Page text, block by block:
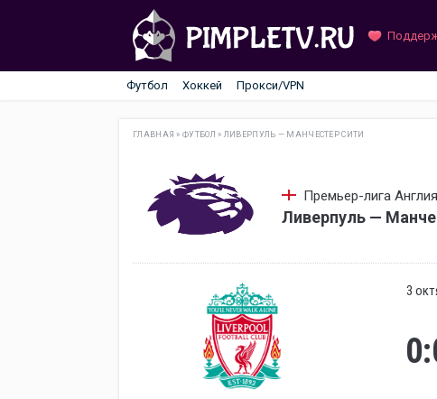
Футбол Хоккей Прокси/VPN
ГЛАВНАЯ »ФУТБОЛ » ЛИВЕРПУЛЬ — МАНЧЕСТЕР СИТИ
Премьер-лига
Ливерпуль —
3